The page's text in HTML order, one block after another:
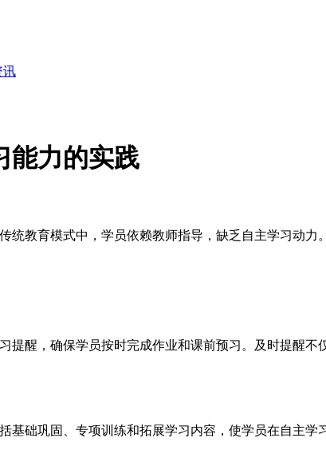
讯
能力的实践
教育模式中，学员依赖教师指导，缺乏自主学习动力。
醒，确保学员按时完成作业和课前预习。及时提醒不
础巩固、专项训练和拓展学习内容，使学员在自主学